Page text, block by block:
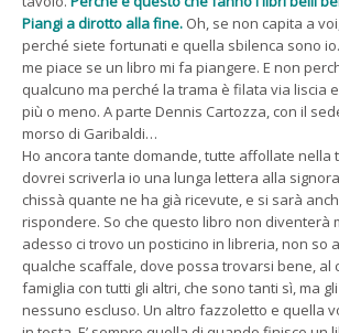
Piangi a dirotto alla fine. Oh, se non capita a
perché siete fortunati e quella sbilenca sono
me piace se un libro mi fa piangere. E non
qualcuno ma perché la trama è filata via liscia
più o meno. A parte Dennis Cartozza, con il
morso di Garibaldi…
Ho ancora tante domande, tutte affollate nella
dovrei scriverla io una lunga lettera alla
chissà quante ne ha già ricevute, e si sarà
rispondere. So che questo libro non diventerà
adesso ci trovo un posticino in libreria, non so
qualche scaffale, dove possa trovarsi bene, al
famiglia con tutti gli altri, che sono tanti sì, ma
nessuno escluso. Un altro fazzoletto e quella